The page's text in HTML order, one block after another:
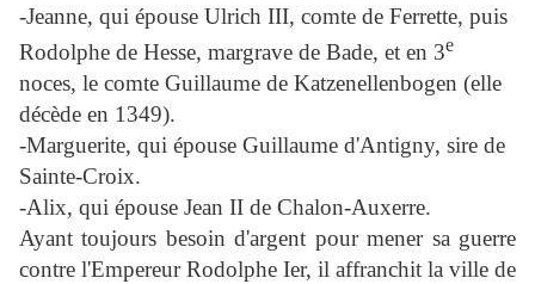
-Jeanne, qui épouse Ulrich III, comte de Ferrette, puis
Rodolphe de Hesse, margrave de Bade, et en 3e
noces, le comte Guillaume de Katzenellenbogen (elle
décède en 1349).
-Marguerite, qui épouse Guillaume d'Antigny, sire de
Sainte-Croix.
-Alix, qui épouse Jean II de Chalon-Auxerre.
Ayant toujours besoin d'argent pour mener sa guerre
contre l'Empereur Rodolphe Ier, il affranchit la ville de